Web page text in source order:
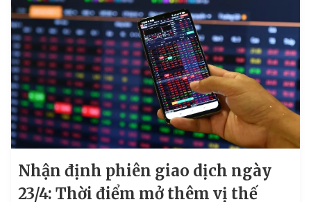
Nhận định phiên giao dịch ngày
23/4: Thời điểm mở thêm vị thế